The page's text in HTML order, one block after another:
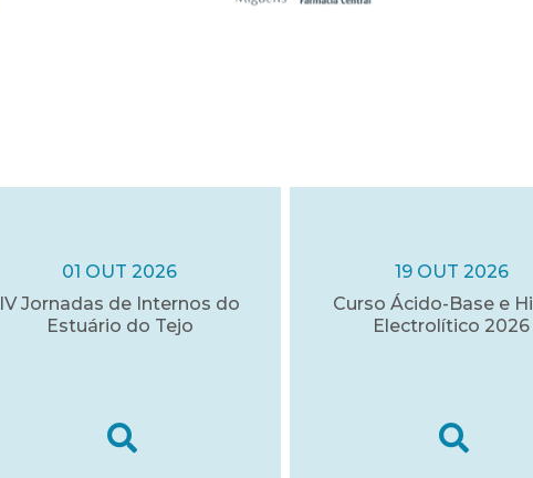
01 OUT 2026
IV Jornadas de Internos do
Estuário do Tejo
19 OUT 2026
Curso Ácido-Base e
Electrolítico 2026